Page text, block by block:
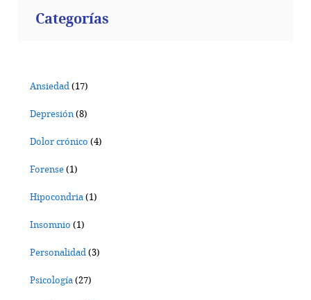
Categorías
Ansiedad(17)
Depresión(8)
Dolor crónico (4)
Forense(1)
Hipocondria(1)
Insomnio (1)
Personalidad(3)
Psicología(27)